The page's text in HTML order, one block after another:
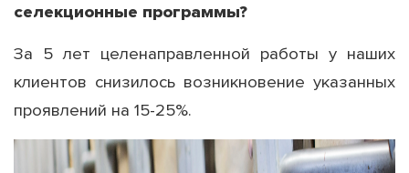
селекционные программы?
За 5 лет целенаправленной работы у наших
клиентов снизилось возникновение указанных
проявлений на 15-25%.